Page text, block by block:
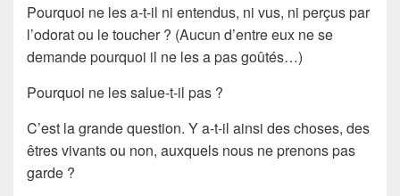
Pourquoi ne les a-t-il ni entendus, ni vus, ni perçus par
l’odorat ou le toucher ? (Aucun d’entre eux ne se
demande pourquoi il ne les a pas goûtés…)
Pourquoi ne les salue-t-il pas ?
C’est la grande question. Y a-t-il ainsi des choses, des
êtres vivants ou non, auxquels nous ne prenons pas
garde ?